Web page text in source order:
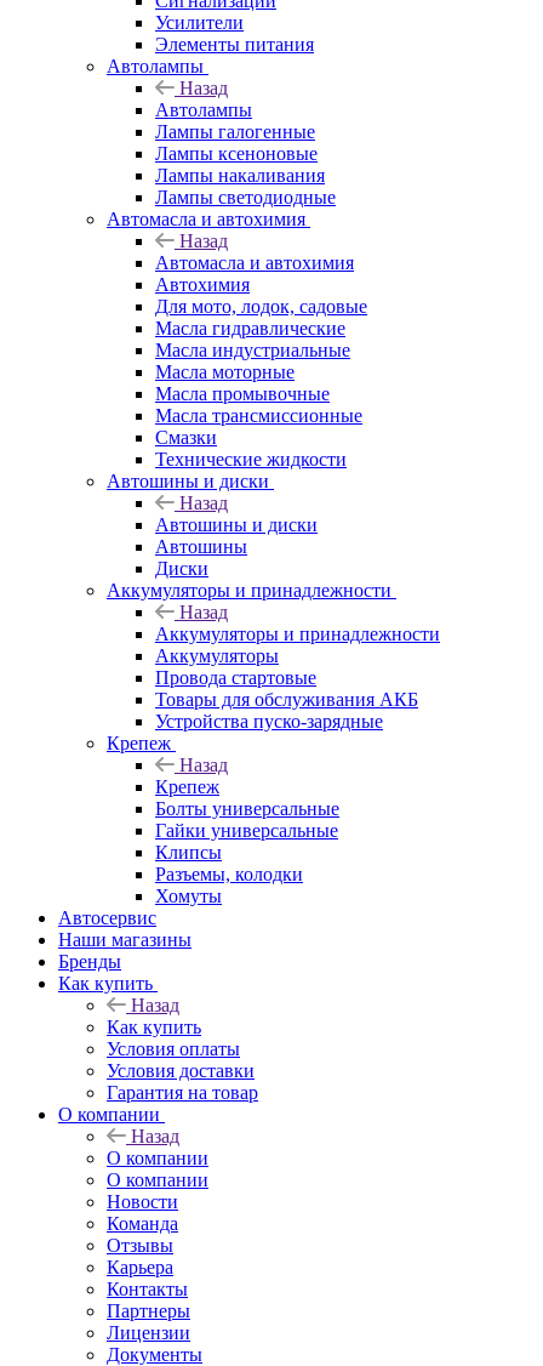
Усилители
Элементы питания
Автолампы
Назад
Автолампы
Лампы галогенные
Лампы ксеноновые
Лампы накаливания
Лампы светодиодные
Автомасла и автохимия
Назад
Автомасла и автохимия
Автохимия
Для мото, лодок, садовые
Масла гидравлические
Масла индустриальные
Масла моторные
Масла промывочные
Масла трансмиссионные
Смазки
Технические жидкости
Автошины и диски
Назад
Автошины и диски
Автошины
Диски
Аккумуляторы и принадлежности
Назад
Аккумуляторы и принадлежности
Аккумуляторы
Провода стартовые
Товары для обслуживания АКБ
Устройства пуско-зарядные
Крепеж
Назад
Крепеж
Болты универсальные
Гайки универсальные
Клипсы
Разъемы, колодки
Хомуты
Автосервис
Наши магазины
Бренды
Как купить
Назад
Как купить
Условия оплаты
Условия доставки
Гарантия на товар
О компании
Назад
О компании
О компании
Новости
Команда
Отзывы
Карьера
Контакты
Партнеры
Лицензии
Документы